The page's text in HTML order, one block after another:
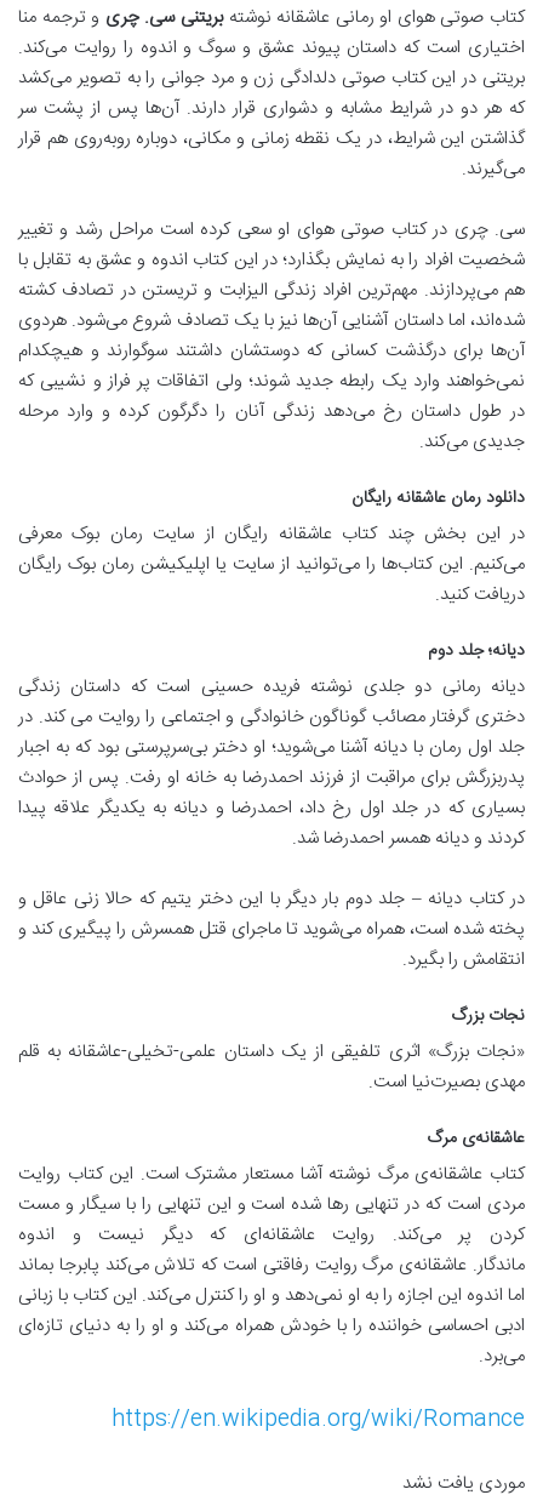
کتاب صوتی هوای او رمانی عاشقانه نوشتهبریتنی سی. چری و ترجمه منا
اختیاری است که داستان پیوند عشق و سوگ و اندوه را روایت می‌کند.
بریتنی در این کتاب صوتی دلدادگی زن و مرد جوانی را به تصویر می‌کشد
که هر دو در شرایط مشابه و دشواری قرار دارند. آن‌ها پس از پشت سر
گذاشتن این شرایط، در یک نقطه زمانی و مکانی، دوباره روبه‌روی هم قرار
می‌گیرند.
سی. چری در کتاب صوتی هوای او سعی کرده است مراحل رشد و تغییر
شخصیت افراد را به نمایش بگذارد؛ در این کتاب اندوه و عشق به تقابل با
هم می‌پردازند. مهم‌ترین افراد زندگی الیزابت و تریستن در تصادف کشته
شده‌اند، اما داستان آشنایی آن‌ها نیز با یک تصادف شروع می‌شود. هردوی
آن‌ها برای درگذشت کسانی که دوستشان داشتند سوگوارند و هیچکدام
نمی‌خواهند وارد یک رابطه جدید شوند؛ ولی اتفاقات پر فراز و نشیبی که
در طول داستان رخ می‌دهد زندگی آنان را دگرگون کرده و وارد مرحله
جدیدی می‌کند.
دانلود رمان عاشقانه رایگان
در این بخش چند کتاب عاشقانه رایگان از سایت رمان بوک معرفی
می‌کنیم. این کتاب‌ها را می‌توانید از سایت یا اپلیکیشن رمان بوک رایگان
دریافت کنید.
دیانه؛ جلد دوم
دیانه رمانی دو جلدی نوشته فریده حسینی است که داستان زندگی
دختری گرفتار مصائب گوناگون خانوادگی و اجتماعی را روایت می کند. در
جلد اول رمان با دیانه آشنا می‌شوید؛ او دختر بی‌سرپرستی بود که به اجبار
پدربزرگش برای مراقبت از فرزند احمدرضا به‌ خانه‌ او رفت. پس از حوادث
بسیاری که در جلد اول رخ داد، احمدرضا و دیانه به یکدیگر علاقه پیدا
کردند و دیانه همسر احمدرضا شد.
در کتاب دیانه – جلد دوم بار دیگر با این دختر یتیم که حالا زنی عاقل و
پخته شده است، همراه می‌شوید تا ماجرای قتل همسرش را پیگیری کند و
انتقامش را بگیرد.‌
نجات بزرگ
«نجات بزرگ» اثری تلفیقی از یک داستان علمی-تخیلی-عاشقانه به قلم
مهدی بصیرت‌نیا است.
عاشقانه‌ی مرگ
کتاب عاشقانه‌ی مرگ نوشته آشا مستعار مشترک است. این کتاب روایت
مردی است که در تنهایی رها شده است و این تنهایی را با سیگار و مست
کردن پر می‌کند. روایت عاشقانه‌ای که دیگر نیست و اندوه
ماندگار. عاشقانه‌ی مرگ روایت رفاقتی است که تلاش می‌کند پابرجا بماند
اما اندوه این اجازه را به او نمی‌دهد و او را کنترل می‌کند. این کتاب با زبانی
ادبی احساسی خواننده را با خودش همراه می‌کند و او را به دنیای تازه‌ای
می‌برد.
https://en.wikipedia.org/wiki/Romance
موردی یافت نشد